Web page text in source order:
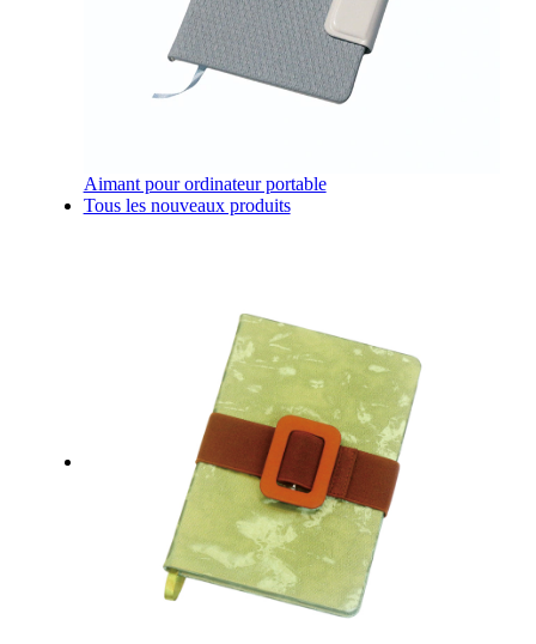
Aimant pour ordinateur portable
Tous les nouveaux produits